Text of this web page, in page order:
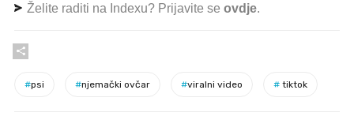
Želite raditi na Indexu? Prijavite se ovdje.
#psi #njemački ovčar #viralni video # tiktok